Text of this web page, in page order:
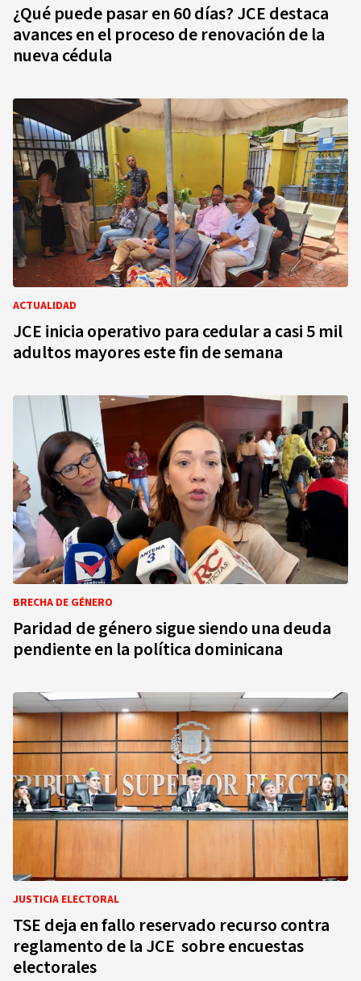
¿Qué puede pasar en 60 días? JCE destaca
avances en el proceso de renovación de la
nueva cédula
ACTUALIDAD
JCE inicia operativo para cedular a casi 5 mil
adultos mayores este fin de semana
BRECHA DE GÉNERO
Paridad de género sigue siendo una deuda
pendiente en la política dominicana
JUSTICIA ELECTORAL
TSE deja en fallo reservado recurso contra
reglamento de la JCE sobre encuestas
electorales